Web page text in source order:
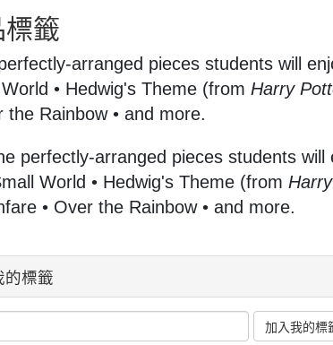
籤
arranged pieces students will
• Hedwig's Theme (from Harry
the Rainbow • and more.
perfectly-arranged pieces students
World • Hedwig's Theme (from
• Over the Rainbow • and more.
的標籤